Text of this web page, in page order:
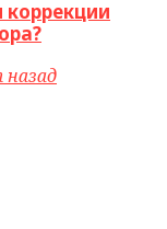
назад